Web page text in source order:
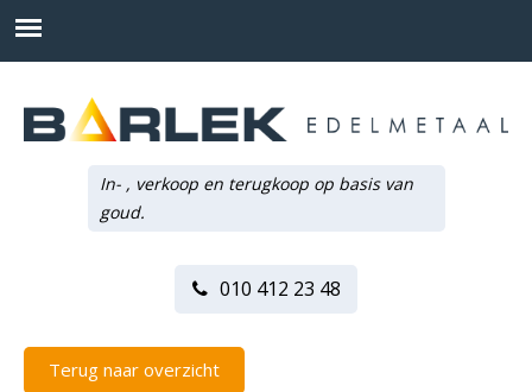
In- , verkoop en terugkoop op basis van
goud.
010 412 23 48
Terug naar overzicht